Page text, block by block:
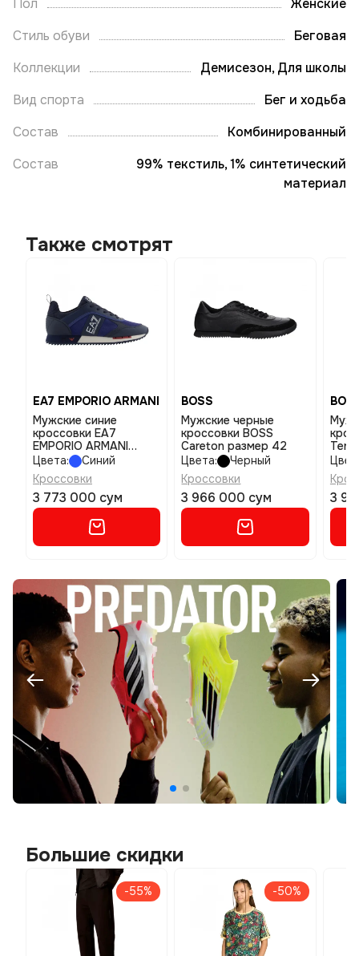
Пол
Женские
Стиль обуви
Беговая
Коллекции
Демисезон, Для школы
Вид спорта
Бег и ходьба
Состав
Комбинированный
Состав
99% текстиль, 1% синтетический
материал
Также смотрят
EA7 EMPORIO ARMANI
Мужские синие
кроссовки EA7
EMPORIO ARMANI
Sneaker Black And
White Suede размер 9
Цвета:
Синий
Кроссовки
3 773 000 сум
BOSS
Мужские черные
кроссовки BOSS
Careton размер 42
Цвета:
Черный
Кроссовки
3 966 000 сум 3
Большие скидки
-55% -50%